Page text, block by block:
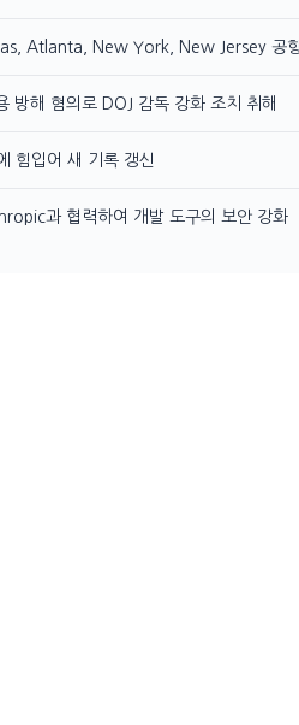
Atlanta, New York, New Jersey 공
방해 혐의로 DOJ 감독 강화 조치 취해
힘입어 새 기록 갱신
과 협력하여 개발 도구의 보안 강화